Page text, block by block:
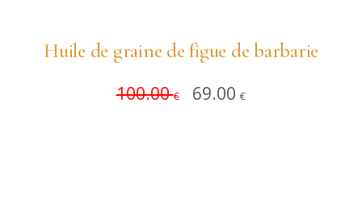
Huile de graine de figue de barbarie
100.00€ 69.00€